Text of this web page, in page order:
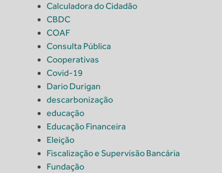
Calculadora do Cidadão
CBDC
COAF
Consulta Pública
Cooperativas
Covid-19
Dario Durigan
descarbonização
educação
Educação Financeira
Eleição
Fiscalização e Supervisão Bancária
Fundação